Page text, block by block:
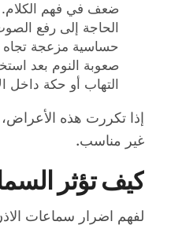
ضعف في فهم الكلام.
الحاجة إلى رفع
حساسية مزعجة تجاه
صعوبة النوم بعد
التهاب أو حكة داخل
إذا تكررت هذه
غير مناسب.
كيف تؤثر
لفهم اضرار سماعات